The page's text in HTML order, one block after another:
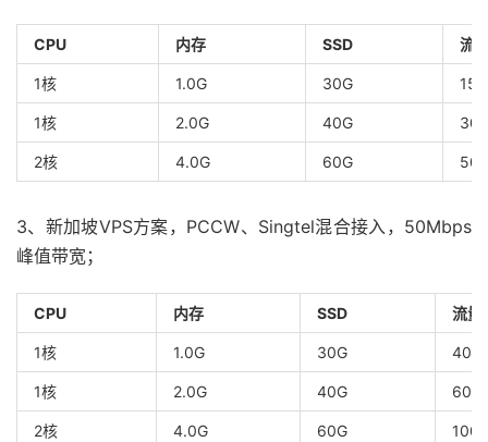
CPU 内存 SSD 流
1核 1.0G 30G
1核 2.0G 40G
2核 4.0G 60G
3、新加坡VPS方案，PCCW、Singtel混合接入，50Mbps
峰值带宽；
CPU 内存 SSD 流量
1核 1.0G 30G
1核 2.0G 40G
2核 4.0G 60G